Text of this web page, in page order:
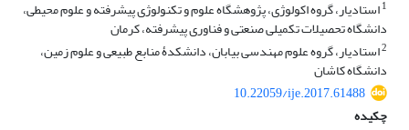
1استادیار، گروه اکولوژی، پژوهشگاه علوم و تکنولوژی پیشرفته و علوم محیطی،
دانشگاه تحصیلات تکمیلی صنعتی و فناوری پیشرفته، کرمان
2استادیار، گروه علوم مهندسی بیابان، دانشکدۀ منابع طبیعی و علوم زمین،
دانشگاه کاشان
10.22059/ije.2017.61488
چکیده